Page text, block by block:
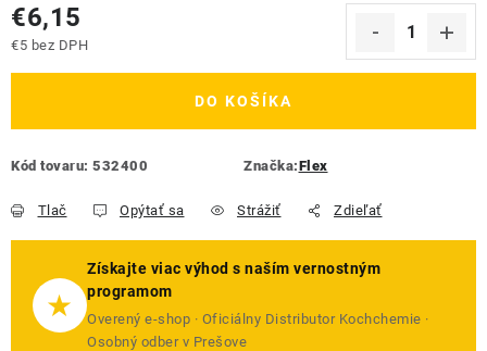
€6,15
€5 bez DPH
DO KOŠÍKA
Kód tovaru: 532400 Značka:Flex
Tlač Opýtať sa Strážiť Zdieľať
★
Získajte viac výhod s naším vernostným
programom
Overený e-shop · Oficiálny Distributor Kochchemie ·
Osobný odber v Prešove